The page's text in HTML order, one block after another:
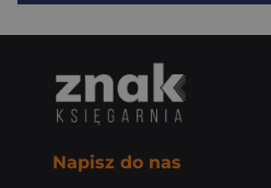
Napisz do nas